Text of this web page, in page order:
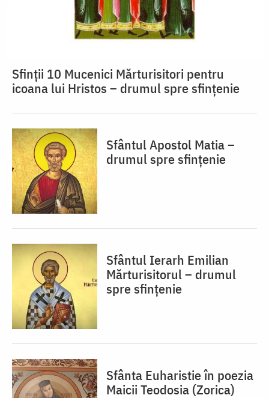
Sfinții 10 Mucenici Mărturisitori pentru
icoana lui Hristos – drumul spre sfințenie
Sfântul Apostol Matia –
drumul spre sfințenie
Sfântul Ierarh Emilian
Mărturisitorul – drumul
spre sfințenie
Sfânta Euharistie în poezia
Maicii Teodosia (Zorica)